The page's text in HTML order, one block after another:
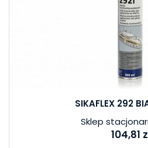
SIKAFLEX 292
Sklep
104,81